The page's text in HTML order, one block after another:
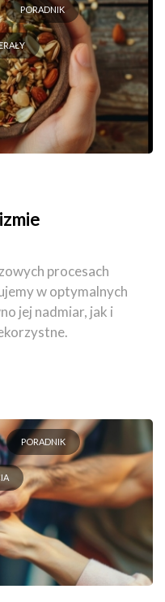
PORADNIK
procesach
w optymalnych
jej nadmiar, jak i
PORADNIK